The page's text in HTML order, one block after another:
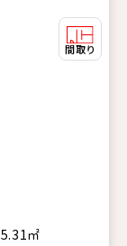
㎡